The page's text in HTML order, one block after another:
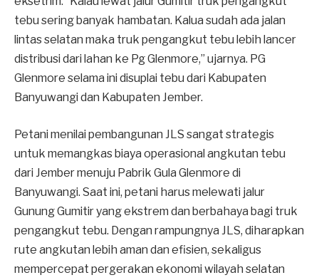
tebu sering banyak hambatan. Kalua sudah ada jalan
lintas selatan maka truk pengangkut tebu lebih lancer
distribusi dari lahan ke Pg Glenmore,” ujarnya. PG
Glenmore selama ini disuplai tebu dari Kabupaten
Banyuwangi dan Kabupaten Jember.
Petani menilai pembangunan JLS sangat strategis
untuk memangkas biaya operasional angkutan tebu
dari Jember menuju Pabrik Gula Glenmore di
Banyuwangi. Saat ini, petani harus melewati jalur
Gunung Gumitir yang ekstrem dan berbahaya bagi truk
pengangkut tebu. Dengan rampungnya JLS, diharapkan
rute angkutan lebih aman dan efisien, sekaligus
mempercepat pergerakan ekonomi wilayah selatan